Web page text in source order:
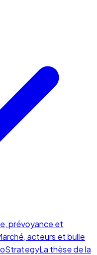
prévoyance et
acteurs et bulle
La thèse de la